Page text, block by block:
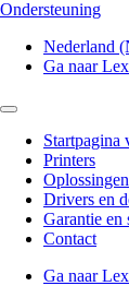
Ondersteuning
Nederland
Ga naar
Startpagina
Printers
Oplossingen
Drivers en
Garantie en
Contact
Ga naar